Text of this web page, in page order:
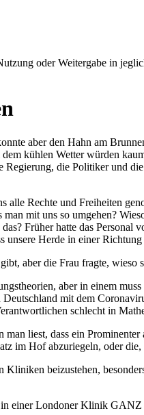
oder Weitergabe in
aber den Hahn am
kühlen Wetter würden
die Politiker und
alle Rechte und Freiheiten
mit uns so umgehen?
Früher hatte das
Herde in einer
aber die Frau fragte, wieso
aber in einem
mit dem
schlecht in
liest, dass ein
im Hof abzuriegeln, oder
beizustehen,
einer Londoner Klinik